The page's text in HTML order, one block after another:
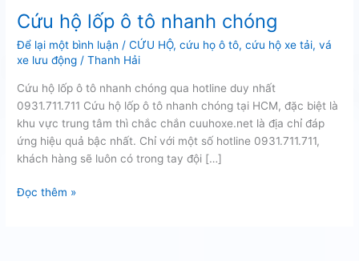
Cứu hộ lốp ô tô nhanh chóng
Để lại một bình luận /CỨU HỘ,cứu họ ô tô,cứu hộ xe tải,vá
xe lưu động /Thanh Hải
Cứu hộ lốp ô tô nhanh chóng qua hotline duy nhất
0931.711.711 Cứu hộ lốp ô tô nhanh chóng tại HCM, đặc biệt là
khu vực trung tâm thì chắc chắn cuuhoxe.net là địa chỉ đáp
ứng hiệu quả bậc nhất. Chỉ với một số hotline 0931.711.711,
khách hàng sẽ luôn có trong tay đội […]
Cứu
Đọc thêm »